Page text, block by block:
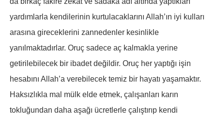
yardımlarla kendilerinin kurtulacaklarını Allah’ın iyi kulları
arasına gireceklerini zannedenler kesinlikle
yanılmaktadırlar. Oruç sadece aç kalmakla yerine
getirilebilecek bir ibadet değildir. Oruç her yaptığı işin
hesabını Allah’a verebilecek temiz bir hayatı yaşamaktır.
Haksızlıkla mal mülk elde etmek, çalışanları karın
tokluğundan daha aşağı ücretlerle çalıştırıp kendi